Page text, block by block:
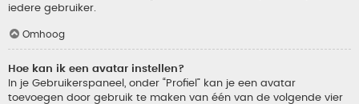
iedere gebruiker.
Omhoog
Hoe kan ik een avatar instellen?
In je Gebruikerspaneel, onder “Profiel” kan je een avatar
toevoegen door gebruik te maken van één van de volgende vier